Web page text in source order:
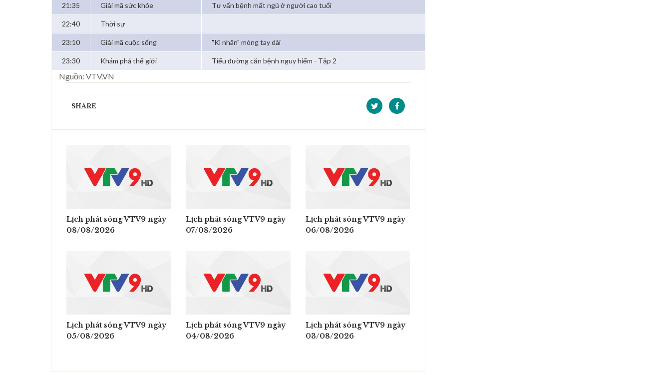
21:35 Giải mã sức khỏe Tư vấn bệnh mất ngủ ở người cao tuổi
22:40 Thời sự
23:10 Giải mã cuộc sống "Kì nhân" móng tay dài
23:30 Khám phá thế giới Tiểu đường căn bệnh nguy hiểm - Tập 2
Nguồn: VTV.VN
SHARE
Lịch phát sóng VTV9 ngày
08/08/2026
Lịch phát sóng VTV9 ngày
07/08/2026
Lịch phát sóng VTV9 ngày
06/08/2026
Lịch phát sóng VTV9 ngày
05/08/2026
Lịch phát sóng VTV9 ngày
04/08/2026
Lịch phát sóng VTV9 ngày
03/08/2026